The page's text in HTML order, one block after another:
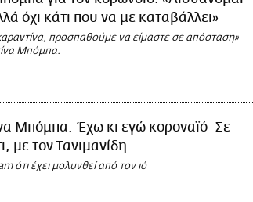
όχι κάτι που να με καταβάλλει»
προσπαθούμε να είμαστε σε απόσταση»
Μπόμπα.
Μπόμπα: Έχω κι εγώ κοροναϊό -Σε
με τον Τανιμανίδη
ότι έχει μολυνθεί από τον ιό